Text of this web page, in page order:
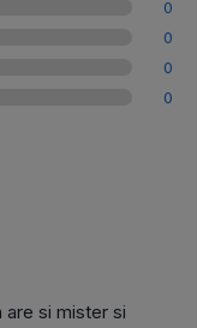
0
0
0
0
are si mister si